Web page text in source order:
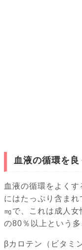
血液の循環を良
血液の循環をよく
にはたっぷり含ま
㎎で、これは成人
の80％以上という多
βカロテン（ビタミ